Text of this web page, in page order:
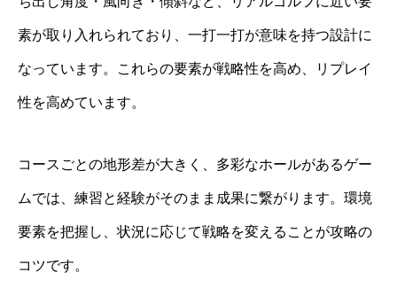
素が取り入れられており、一打一打が意味を持つ設計に
なっています。これらの要素が戦略性を高め、リプレイ
性を高めています。
コースごとの地形差が大きく、多彩なホールがあるゲー
ムでは、練習と経験がそのまま成果に繋がります。環境
要素を把握し、状況に応じて戦略を変えることが攻略の
コツです。